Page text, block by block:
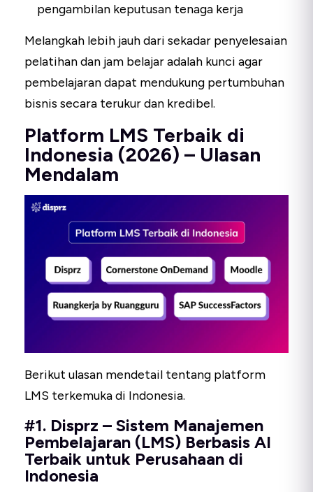
pengambilan keputusan tenaga kerja
Melangkah lebih jauh dari sekadar penyelesaian
pelatihan dan jam belajar adalah kunci agar
pembelajaran dapat mendukung pertumbuhan
bisnis secara terukur dan kredibel.
Platform LMS Terbaik di
Indonesia (2026) – Ulasan
Mendalam
Berikut ulasan mendetail tentang platform
LMS terkemuka di Indonesia.
#1. Disprz – Sistem Manajemen
Pembelajaran (LMS) Berbasis AI
Terbaik untuk Perusahaan di
Indonesia